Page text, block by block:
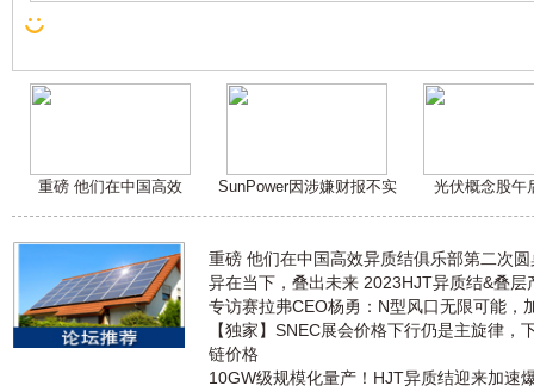
重磅 他们在中国高效 SunPower因涉嫌财报不实 光伏概念股午
重磅 他们在中国高效异质结俱乐部第二次
异在当下，叠出未来 2023HJT异质结&叠层
专访赛拉弗CEO杨勇：N型风口无限可能，
【独家】SNEC展会价格下行仍是主旋律，
链价格
10GW级规模化量产！HJT异质结迎来加速